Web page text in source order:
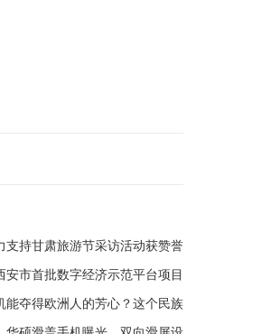
支持甘肃旅游节采访活动获赞誉
安市首批数字经济示范平台项目
能夺得欧洲人的芳心？这个民族